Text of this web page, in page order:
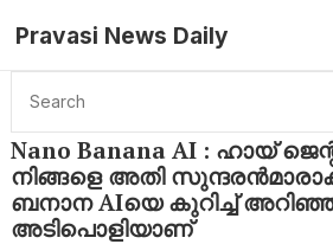
Pravasi News Daily
Home Tech News & Gadgets Nano Banana AI : ഹായ്
Nano Banana AI : ഹായ്
നിങ്ങളെ അതി
ബനാന AIയെ കുറിച്ച്
അടിപൊളിയാണ്